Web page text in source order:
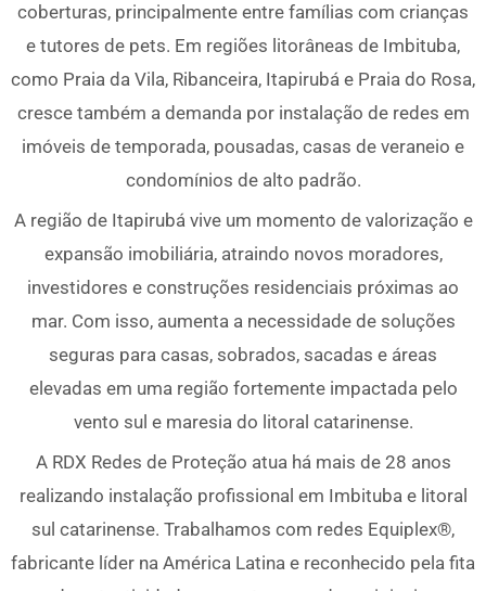
coberturas, principalmente entre famílias com crianças
e tutores de pets. Em regiões litorâneas de Imbituba,
como Praia da Vila, Ribanceira, Itapirubá e Praia do Rosa,
cresce também a demanda por instalação de redes em
imóveis de temporada, pousadas, casas de veraneio e
condomínios de alto padrão.
A região de Itapirubá vive um momento de valorização e
expansão imobiliária, atraindo novos moradores,
investidores e construções residenciais próximas ao
mar. Com isso, aumenta a necessidade de soluções
seguras para casas, sobrados, sacadas e áreas
elevadas em uma região fortemente impactada pelo
vento sul e maresia do litoral catarinense.
A RDX Redes de Proteção atua há mais de 28 anos
realizando instalação profissional em Imbituba e litoral
sul catarinense. Trabalhamos com redes Equiplex®,
fabricante líder na América Latina e reconhecido pela fita